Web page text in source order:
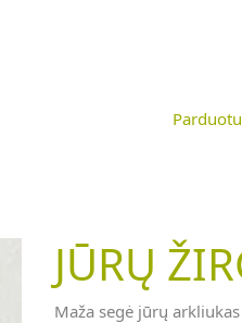
JŪRŲ
Maža segė jūrų arkliukas